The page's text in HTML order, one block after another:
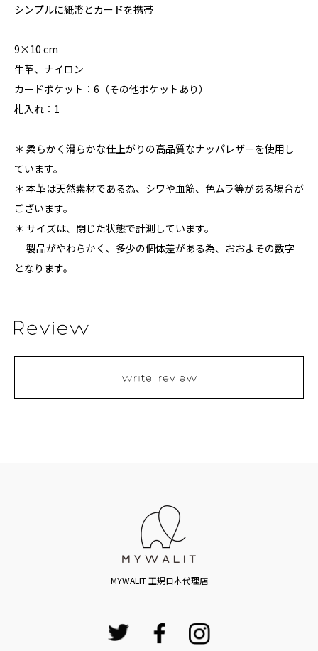
シンプルに紙幣とカードを携帯
9×10 cm
牛革、ナイロン
カードポケット：6（その他ポケットあり）
札入れ：1
＊ 柔らかく滑らかな仕上がりの高品質なナッパレザーを使用し
ています。
＊ 本革は天然素材である為、シワや血筋、色ムラ等がある場合が
ございます。
＊ サイズは、閉じた状態で計測しています。
製品がやわらかく、多少の個体差がある為、おおよその数字
となります。
MYWALIT 正規日本代理店